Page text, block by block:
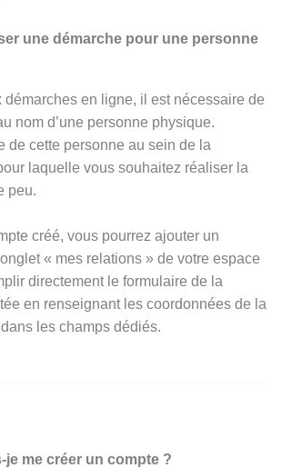
une démarche pour une personne
démarches en ligne, il est nécessaire de
nom d’une personne physique.
de cette personne au sein de la
laquelle vous souhaitez réaliser la
peu.
créé, vous pourrez ajouter un
« mes relations » de votre espace
directement le formulaire de la
en renseignant les coordonnées de la
les champs dédiés.
je me créer un compte ?